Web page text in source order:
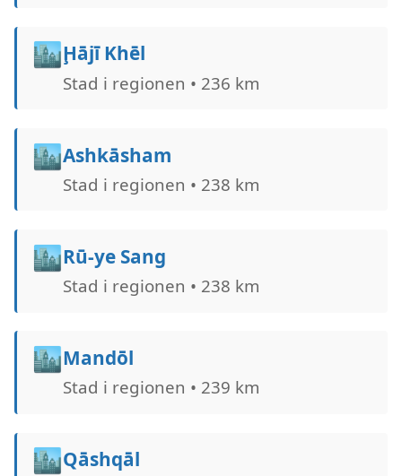
🏙️Ḩājī Khēl
Stad i regionen • 236 km
🏙️Ashkāsham
Stad i regionen • 238 km
🏙️Rū-ye Sang
Stad i regionen • 238 km
🏙️Mandōl
Stad i regionen • 239 km
🏙️Qāshqāl